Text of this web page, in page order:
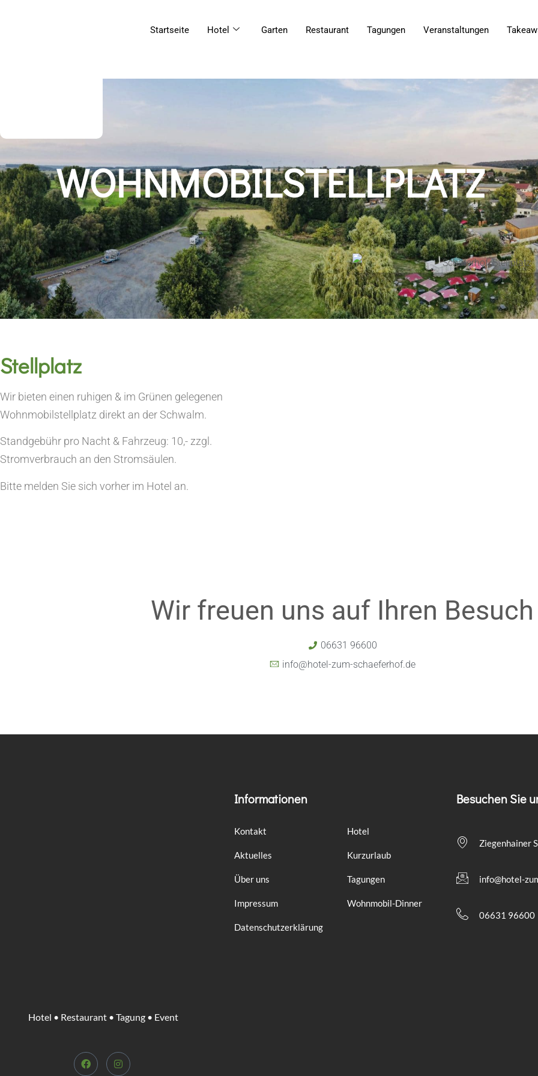
Startseite Hotel Garten Restaurant Tagungen Veranstaltungen
WOHNMOBILSTELLPLATZ
Stellplatz
Wir bieten einen ruhigen & im Grünen gelegenen
Wohnmobilstellplatz direkt an der Schwalm.
Standgebühr pro Nacht & Fahrzeug: 10,- zzgl.
Stromverbrauch an den Stromsäulen.
Bitte melden Sie sich vorher im Hotel an.
Wir freuen uns auf Ihren Besuch
06631 96600
info@hotel-zum-schaeferhof.de
Hotel • Restaurant • Tagung • Event
Informationen
Kontakt
Aktuelles
Über uns
Impressum
Datenschutzerklärung
Hotel
Kurzurlaub
Tagungen
Wohnmobil-Dinner
Besuchen Sie
Ziegenhainer
info@hotel-
06631 96600